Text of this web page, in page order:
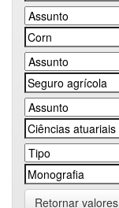
Retornar valores